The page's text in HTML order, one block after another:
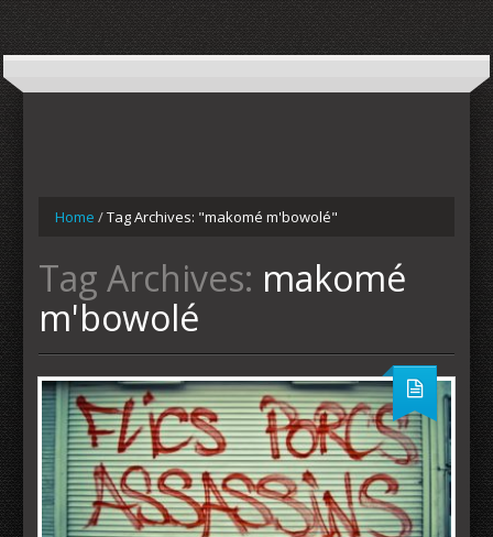
Home /Tag Archives: "makomé m'bowolé"
Tag Archives: makomé
m'bowolé